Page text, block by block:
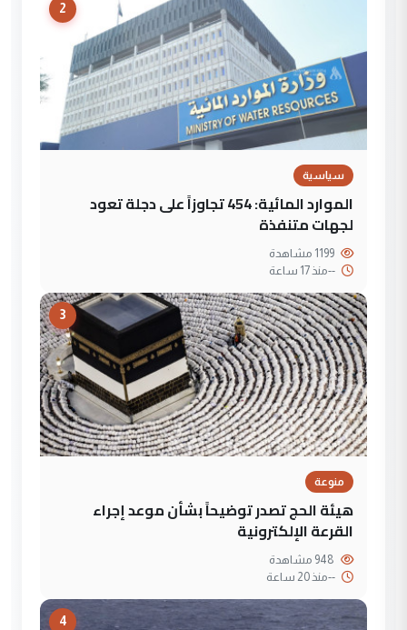
2
سياسية
الموارد المائية: 454 تجاوزاً على دجلة تعود
لجهات متنفذة
--منذ 17 ساعة
3
منوعة
هيئة الحج تصدر توضيحاً بشأن موعد إجراء
القرعة الإلكترونية
--منذ 20 ساعة
4